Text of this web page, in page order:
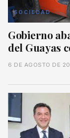
SOCIEDAD
Gobierno
del Guayas
6 DE AGOSTO DE